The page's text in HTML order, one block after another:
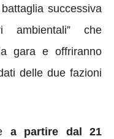
successiva
ambientali” che
gara e offriranno
delle due fazioni
a partire dal 21